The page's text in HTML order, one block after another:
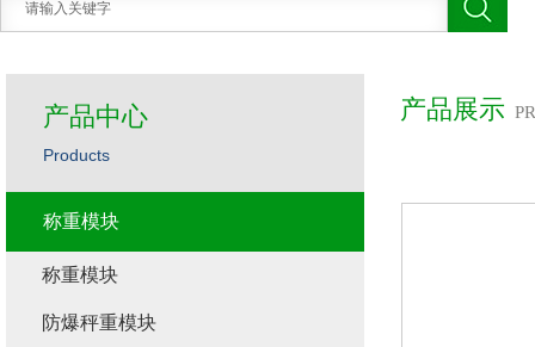
产品展示
产品中心
Products
称重模块
称重模块
防爆秤重模块